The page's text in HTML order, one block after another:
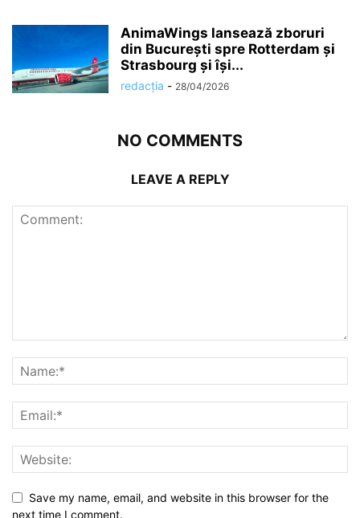
AnimaWings lansează zboruri
din București spre Rotterdam și
Strasbourg și își...
redacția - 28/04/2026
NO COMMENTS
LEAVE A REPLY
Save my name, email, and website in this browser for the
next time I comment.